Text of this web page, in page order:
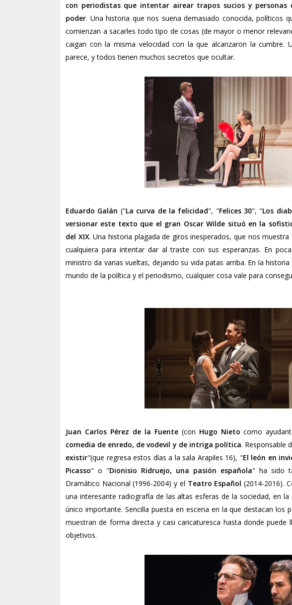
con periodistas que intentar airear trapos sucios y personas
poder. Una historia que nos suena demasiado conocida, políticos
comienzan a sacarles todo tipo de cosas (de mayor o menor
caigan con la misma velocidad con la que alcanzaron la cumbre.
parece, y todos tienen muchos secretos que ocultar.
Eduardo Galán ("La curva de la felicidad", "Felices 30", "Los
versionar este texto que el gran Oscar Wilde situó en la
del XIX. Una historia plagada de giros inesperados, que nos
cualquiera para intentar dar al traste con sus esperanzas. En
ministro da varias vueltas, dejando su vida patas arriba. En la
mundo de la política y el periodismo, cualquier cosa vale para
Juan Carlos Pérez de la Fuente (con Hugo Nieto como
comedia de enredo, de vodevil y de intriga política. Responsable
existir"(que regresa estos días a la sala Arapiles 16), "El león en
Picasso" o "Dionisio Ridruejo, una pasión española" ha sido
Dramático Nacional (1996-2004) y el Teatro Español(2014-2016).
una interesante radiografía de las altas esferas de la sociedad, en
único importante. Sencilla puesta en escena en la que destacan los
muestran de forma directa y casi caricaturesca hasta donde puede
objetivos.